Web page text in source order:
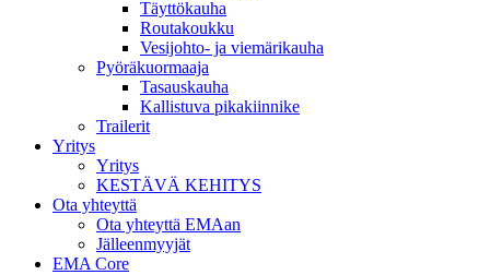
Täyttökauha
Routakoukku
Vesijohto- ja viemärikauha
Pyöräkuormaaja
Tasauskauha
Kallistuva pikakiinnike
Trailerit
Yritys
Yritys
KESTÄVÄ KEHITYS
Ota yhteyttä
Ota yhteyttä EMAan
Jälleenmyyjät
EMA Core